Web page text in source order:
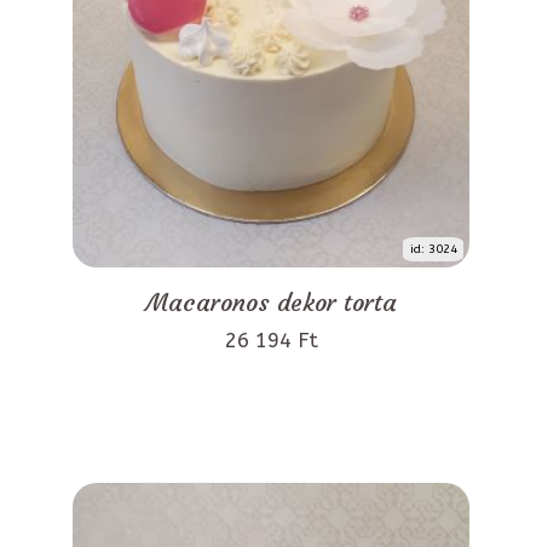
id: 3024
Macaronos dekor torta
26 194 Ft